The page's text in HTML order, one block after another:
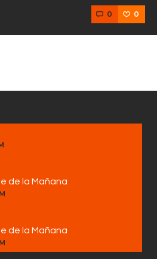
0 0
de la Mañana
de la Mañana